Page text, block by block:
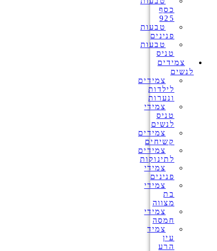
כסף
925
טבעות
פנינים
טבעות
טניס
צמידים
לנשים
צמידים
לילדות
ונערות
צמידי
טניס
לנשים
צמידים
קשיחים
צמידים
לתינוקות
צמידי
פנינים
צמידי
בת
מצווה
צמידי
חמסה
צמיד
עין
הרע